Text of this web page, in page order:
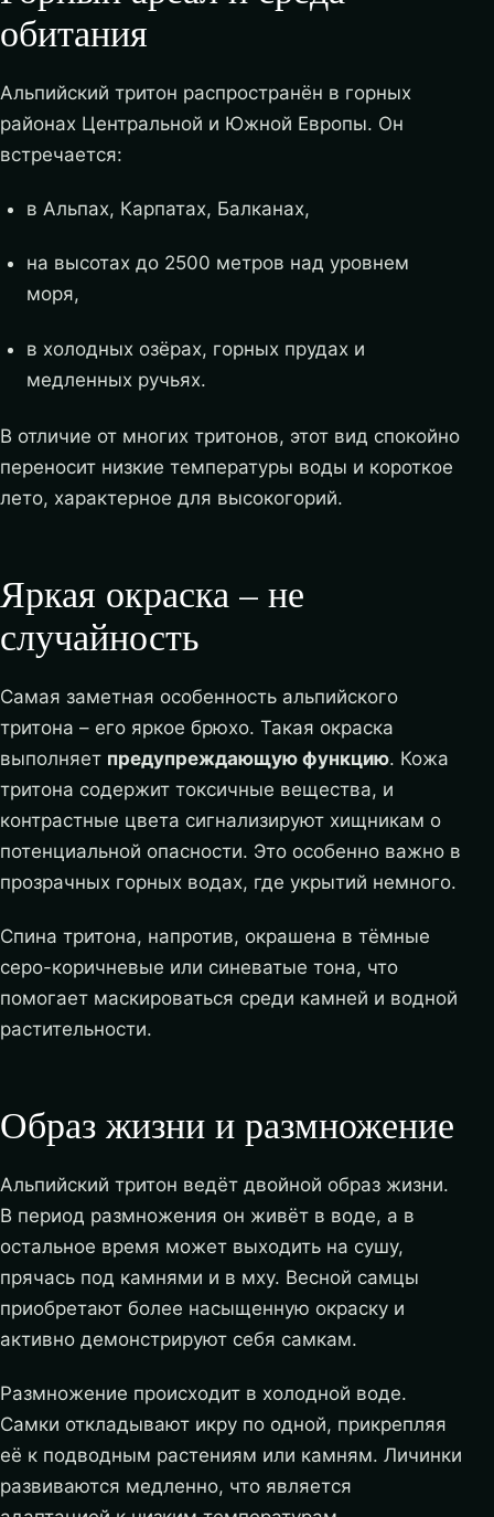
обитания
Альпийский тритон распространён в горных
районах Центральной и Южной Европы. Он
встречается:
в Альпах, Карпатах, Балканах,
на высотах до 2500 метров над уровнем
моря,
в холодных озёрах, горных прудах и
медленных ручьях.
В отличие от многих тритонов, этот вид спокойно
переносит низкие температуры воды и короткое
лето, характерное для высокогорий.
Яркая окраска – не
случайность
Самая заметная особенность альпийского
тритона – его яркое брюхо. Такая окраска
выполняет предупреждающую функцию. Кожа
тритона содержит токсичные вещества, и
контрастные цвета сигнализируют хищникам о
потенциальной опасности. Это особенно важно в
прозрачных горных водах, где укрытий немного.
Спина тритона, напротив, окрашена в тёмные
серо-коричневые или синеватые тона, что
помогает маскироваться среди камней и водной
растительности.
Образ жизни и размножение
Альпийский тритон ведёт двойной образ жизни.
В период размножения он живёт в воде, а в
остальное время может выходить на сушу,
прячась под камнями и в мху. Весной самцы
приобретают более насыщенную окраску и
активно демонстрируют себя самкам.
Размножение происходит в холодной воде.
Самки откладывают икру по одной, прикрепляя
её к подводным растениям или камням. Личинки
развиваются медленно, что является